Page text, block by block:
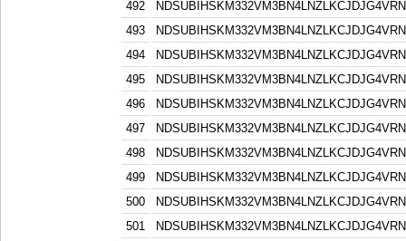
492
493
494
495
496
497
498
499
500
501